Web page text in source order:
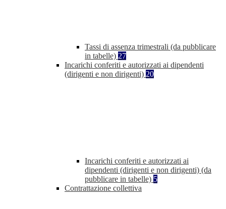
Tassi di assenza trimestrali (da pubblicare
in tabelle) 27
Incarichi conferiti e autorizzati ai dipendenti
(dirigenti e non dirigenti) 20
Incarichi conferiti e autorizzati ai
dipendenti (dirigenti e non dirigenti) (da
pubblicare in tabelle) 5
Contrattazione collettiva